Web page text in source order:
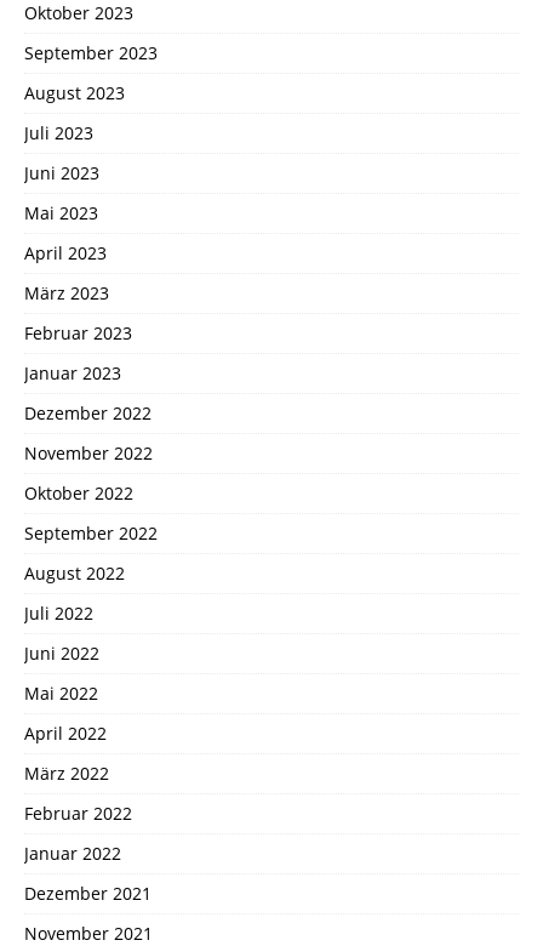
Oktober 2023
September 2023
August 2023
Juli 2023
Juni 2023
Mai 2023
April 2023
März 2023
Februar 2023
Januar 2023
Dezember 2022
November 2022
Oktober 2022
September 2022
August 2022
Juli 2022
Juni 2022
Mai 2022
April 2022
März 2022
Februar 2022
Januar 2022
Dezember 2021
November 2021